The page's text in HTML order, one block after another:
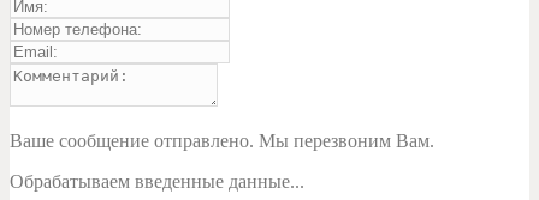
Ваше сообщение отправлено. Мы перезвоним Вам.
Обрабатываем введенные данные...